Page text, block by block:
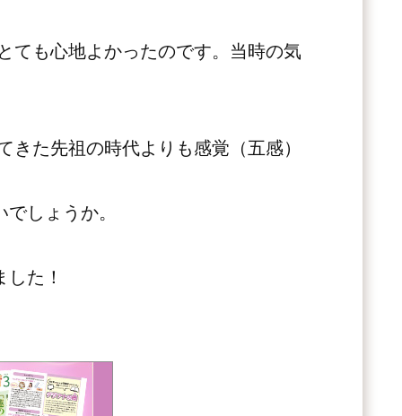
ても心地よかったのです。当時の気
た先祖の時代よりも感覚（五感）
しょうか。
た！